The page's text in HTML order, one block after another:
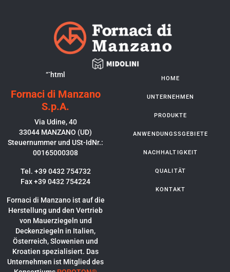
“`html
Fornaci di Manzano
S.p.A.
Via Udine, 40
33044 MANZANO (UD)
Steuernummer und USt-IdNr.:
00165000308
Tel. +39 0432 754732
Fax +39 0432 754224
Fornaci di Manzano ist auf die
Herstellung und den Vertrieb
von Mauerziegeln und
Deckenziegeln in Italien,
Österreich, Slowenien und
Kroatien spezialisiert. Das
Unternehmen ist Mitglied des
HOME
UNTERNEHMEN
PRODUKTE
ANWENDUNGSSGEBIETE
NACHHALTIGKEIT
QUALITÄT
KONTAKT